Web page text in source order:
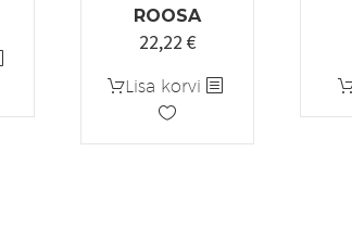
ROOSA
22,22 €
Lisa korvi